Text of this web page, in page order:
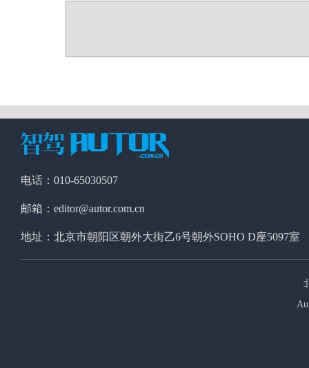
电话：010-65030507
邮箱：editor@autor.com.cn
地址：北京市朝阳区朝外大街乙6号朝外SOHO D座5097室